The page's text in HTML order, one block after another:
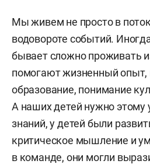
Мы живем не просто в
водовороте событий.
бывает сложно проживать
помогают жизненный опыт,
образование, понимание
А наших детей нужно этому
знаний, у детей были
критическое мышление и
в команде, они могли